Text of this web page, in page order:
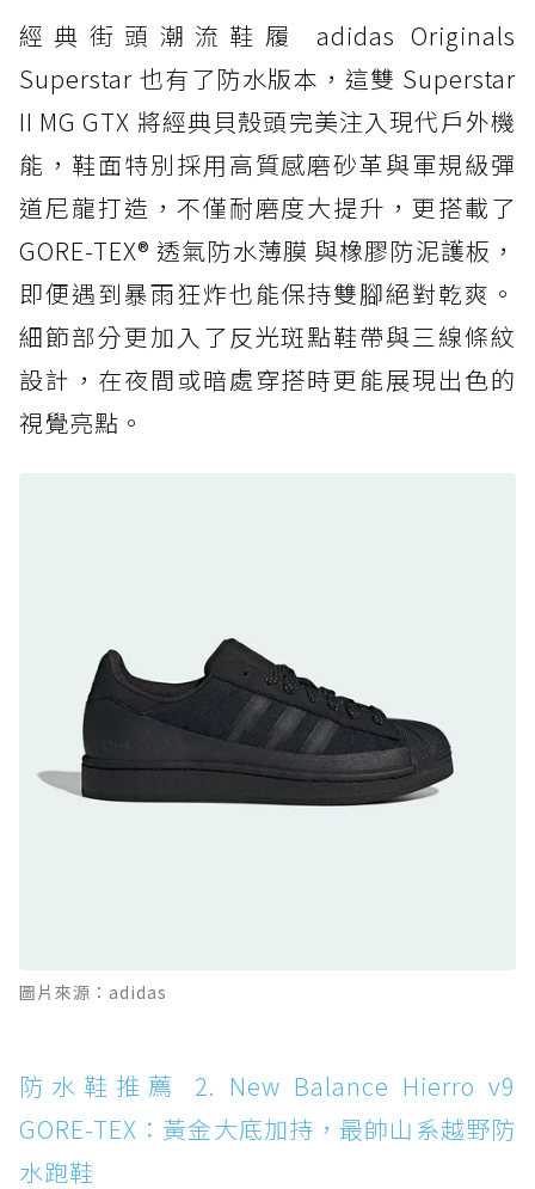
防水鞋推薦 4. ASICS TRABUCO 14 GTX：搭
載 GORE-TEX 隱形貼合科技，全方位防水神鞋
防水鞋推薦 5. Salomon XT-6 GORE-TEX：潮
人必備山系鞋王！防滑、防水與街頭顏值一次攻
頂
防水鞋推薦 6. HOKA Stinson Evo GTX：越野
復刻厚底，GORE-TEX 防水與增高神器一次滿
黃靴同級頂級防水，輕量化工裝健走鞋雨天必備
防水鞋推薦 7. Timberland Motion Access：
黃靴同級頂級防水，輕量化工裝健走鞋雨天必備
防水鞋推薦 10. PUMA Voyage NITRO™ 4
GORE-TEX：氮氣中底注入，回彈與防滑兼具的
全天候越野跑鞋
防水鞋推薦 11. On Cloudhorizon 2 WP：腳
感軟彈、搭載 Missiongrip™ 的防水輕越野鞋
Boot：馬汀首款雨靴登場，經典八孔加上全防
防水鞋推薦 14. SKECHERS BADGER
WATERPROOF：一踩即穿懶人神器！搭載固特
異大底與全防水厚底健走鞋
防水鞋推薦 15. Brooks Cascadia 19 GTX：注
經典街頭潮流鞋履 adidas Originals
Superstar 也有了防水版本，這雙 Superstar
II MG GTX 將經典貝殼頭完美注入現代戶外機
能，鞋面特別採用高質感磨砂革與軍規級彈
道尼龍打造，不僅耐磨度大提升，更搭載了
GORE-TEX® 透氣防水薄膜 與橡膠防泥護板，
即便遇到暴雨狂炸也能保持雙腳絕對乾爽。
細節部分更加入了反光斑點鞋帶與三線條紋
設計，在夜間或暗處穿搭時更能展現出色的
視覺亮點。
圖片來源：adidas
防水鞋推薦 2. New Balance Hierro v9
GORE-TEX：黃金大底加持，最帥山系越野防
水跑鞋